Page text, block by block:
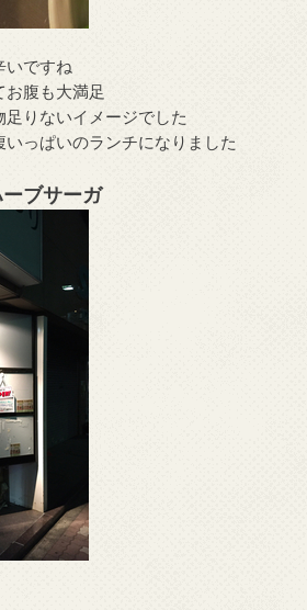
いですね
お腹も大満足
りないイメージでした
っぱいのランチになりました
ブサーガ